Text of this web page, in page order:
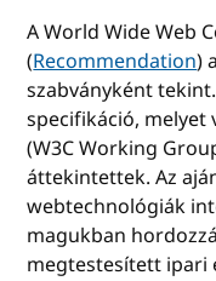
A World Wide Web
(Recommendation)
szabványként
specifikáció, melyet
(W3C Working
áttekintettek. Az
webtechnológiák
magukban
megtestesített ipari